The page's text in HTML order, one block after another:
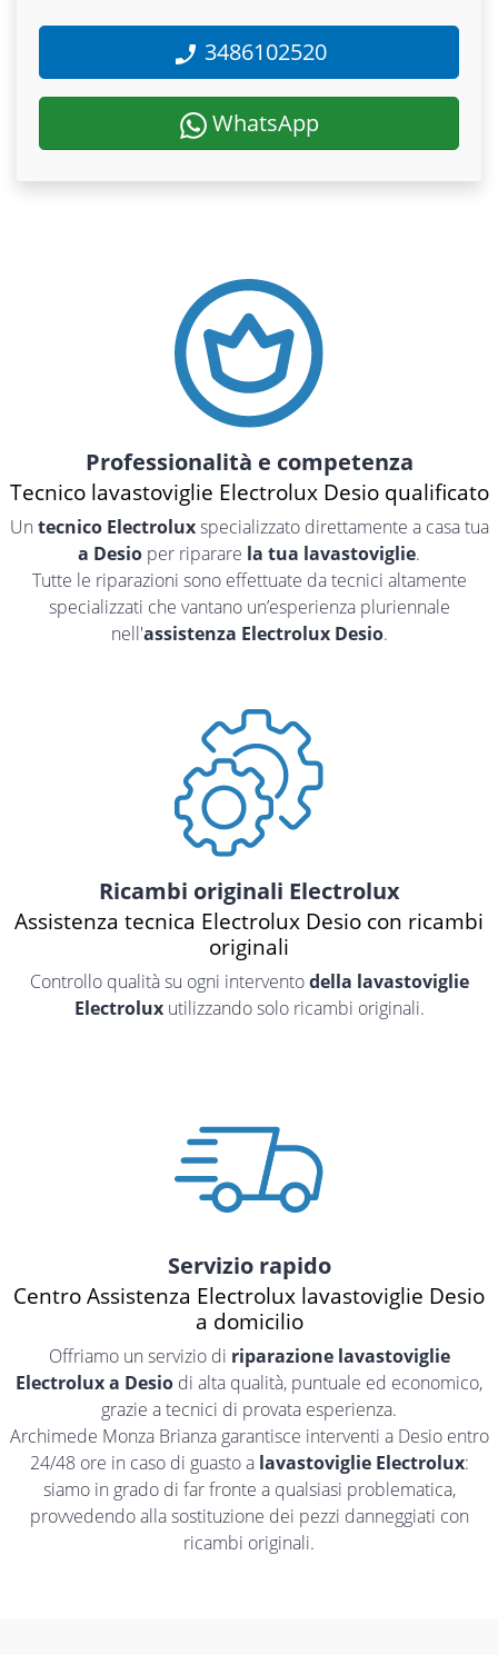
3486102520
WhatsApp
Professionalità e competenza
Tecnico lavastoviglie Electrolux Desio qualificato
Un tecnico Electroluxspecializzato direttamente a casa tua
a Desio per riparare la tua lavastoviglie.
Tutte le riparazioni sono effettuate da tecnici altamente
specializzati che vantano un’esperienza pluriennale
nell'assistenza Electrolux Desio.
Ricambi originali Electrolux
Assistenza tecnica Electrolux Desio con ricambi
originali
Controllo qualità su ogni interventodella lavastoviglie
Electroluxutilizzando solo ricambi originali.
Servizio rapido
Centro Assistenza Electrolux lavastoviglie Desio
a domicilio
Offriamo un servizio di riparazione lavastoviglie
Electrolux a Desio di alta qualità, puntuale ed economico,
grazie a tecnici di provata esperienza.
Archimede Monza Brianza garantisce interventi a Desio entro
24/48 ore in caso di guasto a lavastoviglie Electrolux:
siamo in grado di far fronte a qualsiasi problematica,
provvedendo alla sostituzione dei pezzi danneggiati con
ricambi originali.